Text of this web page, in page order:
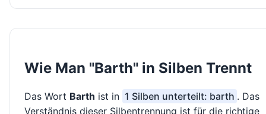
Wie Man "Barth" in Silben Trennt
Das Wort Barth ist in 1 Silben unterteilt: barth . Das
Verständnis dieser Silbentrennung ist für die richtige